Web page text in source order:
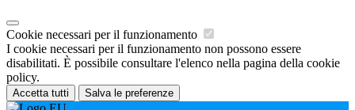
Cookie necessari per il funzionamento
I cookie necessari per il funzionamento non possono essere
disabilitati. È possibile consultare l'elenco nella pagina della cookie
policy.
Accetta tutti Salva le preferenze